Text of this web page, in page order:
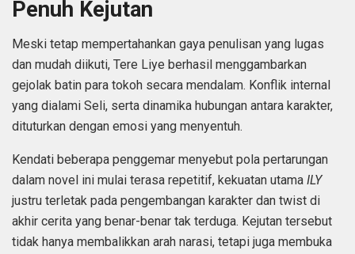
Penuh Kejutan
Meski tetap mempertahankan gaya penulisan yang lugas
dan mudah diikuti, Tere Liye berhasil menggambarkan
gejolak batin para tokoh secara mendalam. Konflik internal
yang dialami Seli, serta dinamika hubungan antara karakter,
dituturkan dengan emosi yang menyentuh.
Kendati beberapa penggemar menyebut pola pertarungan
dalam novel ini mulai terasa repetitif, kekuatan utama ILY
justru terletak pada pengembangan karakter dan twist di
akhir cerita yang benar-benar tak terduga. Kejutan tersebut
tidak hanya membalikkan arah narasi, tetapi juga membuka